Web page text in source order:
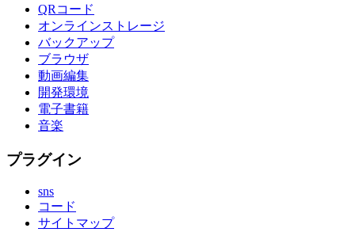
QRコード
オンラインストレージ
バックアップ
ブラウザ
動画編集
開発環境
電子書籍
音楽
プラグイン
sns
コード
サイトマップ